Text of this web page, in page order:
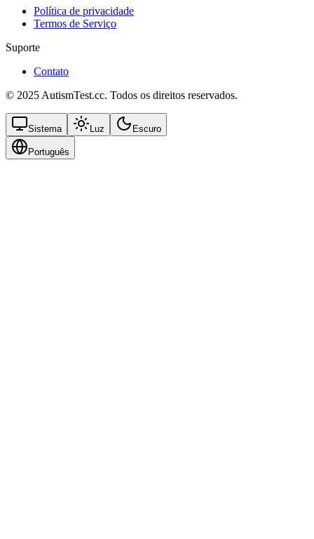
Política de privacidade
Termos de Serviço
Suporte
Contato
© 2025 AutismTest.cc. Todos os direitos reservados.
Sistema Luz Escuro
Português